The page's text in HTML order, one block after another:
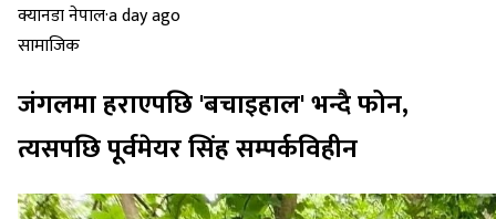
क्यानडा नेपाल·a day ago
सामाजिक
जंगलमा हराएपछि 'बचाइहाल' भन्दै फोन,
त्यसपछि पूर्वमेयर सिंह सम्पर्कविहीन